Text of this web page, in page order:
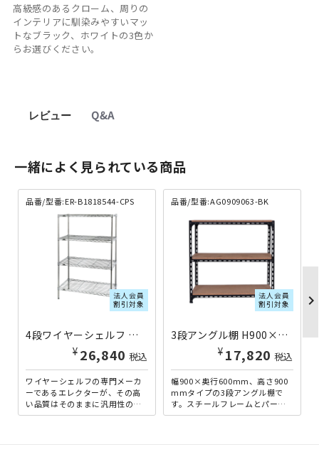
高級感のあるクローム、周りの
インテリアに馴染みやすいマッ
トなブラック、ホワイトの3色か
らお選びください。
レビュー Q&A
一緒によく見られている商品
品番/型番:ER-B1818544-CPS
法人会員
割引対象
4段ワイヤーシェルフ ベーシックシリーズ 奥行450タイプ 450×450×1400 クローム ER-B1818544-CPS | 363634
¥ 26,840 税込
ワイヤーシェルフの専門メーカ
ーであるエレクターが、その高
い品質はそのままに汎用性の高
いパーツを用意し、より多くの
品番/型番:AG0909063-BK
法人会員
割引対象
3段アングル棚 H900×W900×D600 ブラック AG0909063-BK | 221086
¥ 17,820 税込
幅900×奥行600mm、高さ900
mmタイプの3段アングル棚で
す。スチールフレームとパーテ
ィクルボードを組み合わせた、
chevron_right